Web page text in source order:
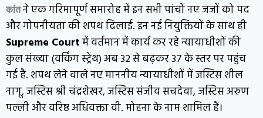
कांतने एक गरिमापूर्ण समारोह में इन सभी पांचों नए जजों को पद
और गोपनीयता की शपथ दिलाई. इन नई नियुक्तियों के साथ ही
Supreme Courtमें वर्तमान में कार्य कर रहे न्यायाधीशों की
कुल संख्या (वर्किंग स्ट्रेंथ) अब 32 से बढ़कर 37 के स्तर पर पहुंच
गई है. शपथ लेने वाले नए माननीय न्यायाधीशों में जस्टिस शील
नागू, जस्टिस श्री चंद्रशेखर, जस्टिस संजीव सचदेवा, जस्टिस अरुण
पल्ली और वरिष्ठ अधिवक्ता वी. मोहना के नाम शामिल हैं।